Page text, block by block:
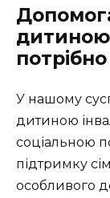
дитиною
У нашому
дитиною
соціальною
підтримку
особливого